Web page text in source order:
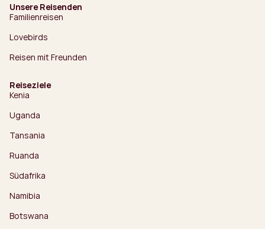
Unsere Reisenden
Familienreisen
Lovebirds
Reisen mit Freunden
Reiseziele
Kenia
Uganda
Tansania
Ruanda
Südafrika
Namibia
Botswana